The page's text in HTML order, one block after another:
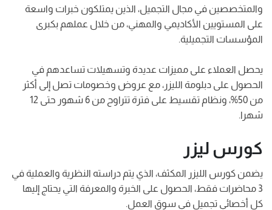
والمتخصصين في مجال التجميل، الذين يمتلكون خبرات واسعة
على المستويين الأكاديمي والمهني، من خلال عملهم بكبرى
المؤسسات التجميلية.
يحصل العملاء على مميزات عديدة وتسهيلات تساعدهم في
الحصول على دبلومة الليزر، مع عروض وخصومات تصل إلى أكثر
من 50%، ونظام تقسيط على فترة تتراوح من 6 شهور حتى 12
شهرا.
كورس ليزر
يضمن كورس الليزر المكثف، الذي يتم دراسته النظرية والعملية في
3 محاضرات فقط، الحصول على الخبرة والمعرفة التي يحتاج إليها
كل أخصائي تجميل في سوق العمل.